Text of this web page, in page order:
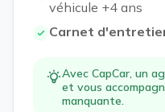
véhicule +4 ans
Carnet
Avec CapCar, un
et vous
manquante.